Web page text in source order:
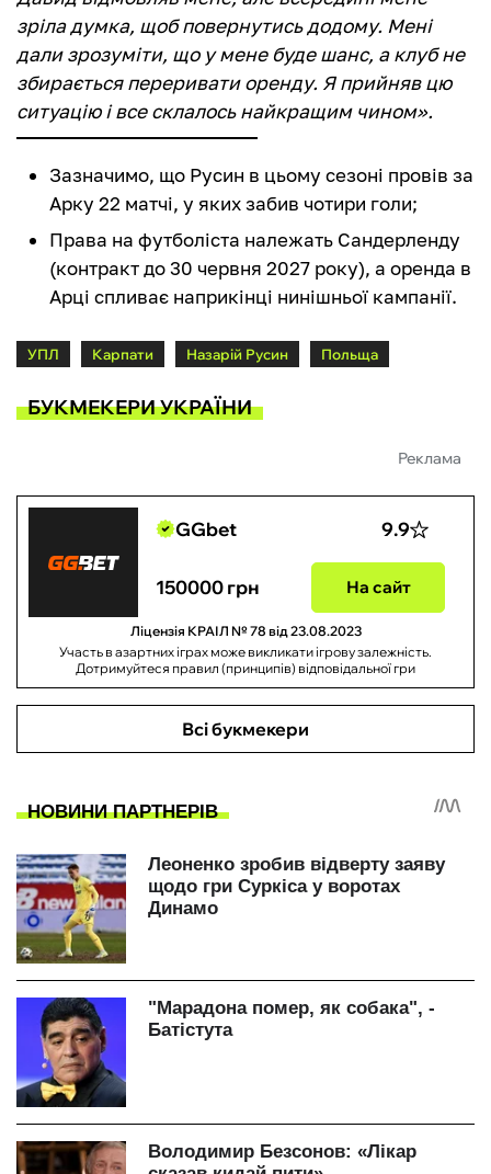
зріла думка, щоб повернутись додому. Мені
дали зрозуміти, що у мене буде шанс, а клуб не
збирається переривати оренду. Я прийняв цю
ситуацію і все склалось найкращим чином».
Зазначимо, що Русин в цьому сезоні провів за
Арку 22 матчі, у яких забив чотири голи;
Права на футболіста належать Сандерленду
(контракт до 30 червня 2027 року), а оренда в
Арці спливає наприкінці нинішньої кампанії.
УПЛ Карпати Назарій Русин Польща
БУКМЕКЕРИ УКРАЇНИ
Реклама
GGbet 9.9
150000 грн На сайт
Ліцензія КРАІЛ № 78 від 23.08.2023
Участь в азартних іграх може викликати ігрову залежність.
Дотримуйтеся правил (принципів) відповідальної гри
Всі букмекери